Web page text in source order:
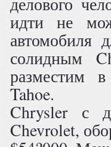
идти не
автомобиля
солидным
разместим
Tahoe.
Chrysler с
Chevrolet,